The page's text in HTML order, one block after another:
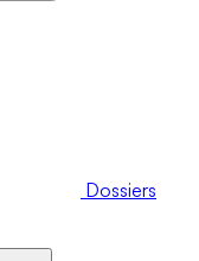
Dossiers